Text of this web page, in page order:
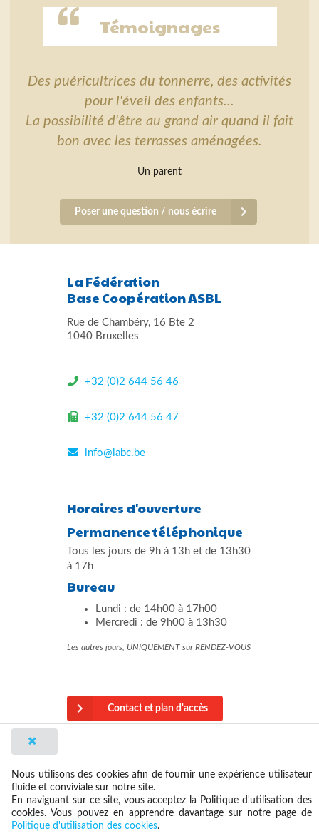
Témoignages
Des puéricultrices du tonnerre, des activités
pour l'éveil des enfants...
La possibilité d'être au grand air quand il fait
bon avec les terrasses aménagées.
Un parent
Poser une question / nous écrire
La Fédération
Base Coopération ASBL
Rue de Chambéry, 16 Bte 2
1040 Bruxelles
+32 (0)2 644 56 46
+32 (0)2 644 56 47
info@labc.be
Horaires d'ouverture
Permanence téléphonique
Tous les jours de 9h à 13h et de 13h30
à 17h
Bureau
Lundi : de 14h00 à 17h00
Mercredi : de 9h00 à 13h30
Les autres jours, UNIQUEMENT sur RENDEZ-VOUS
Contact et plan d'accès
Nous utilisons des cookies afin de fournir une expérience utilisateur
fluide et conviviale sur notre site.
En naviguant sur ce site, vous acceptez la Politique d'utilisation des
cookies. Vous pouvez en apprendre davantage sur notre page de
Politique d'utilisation des cookies.